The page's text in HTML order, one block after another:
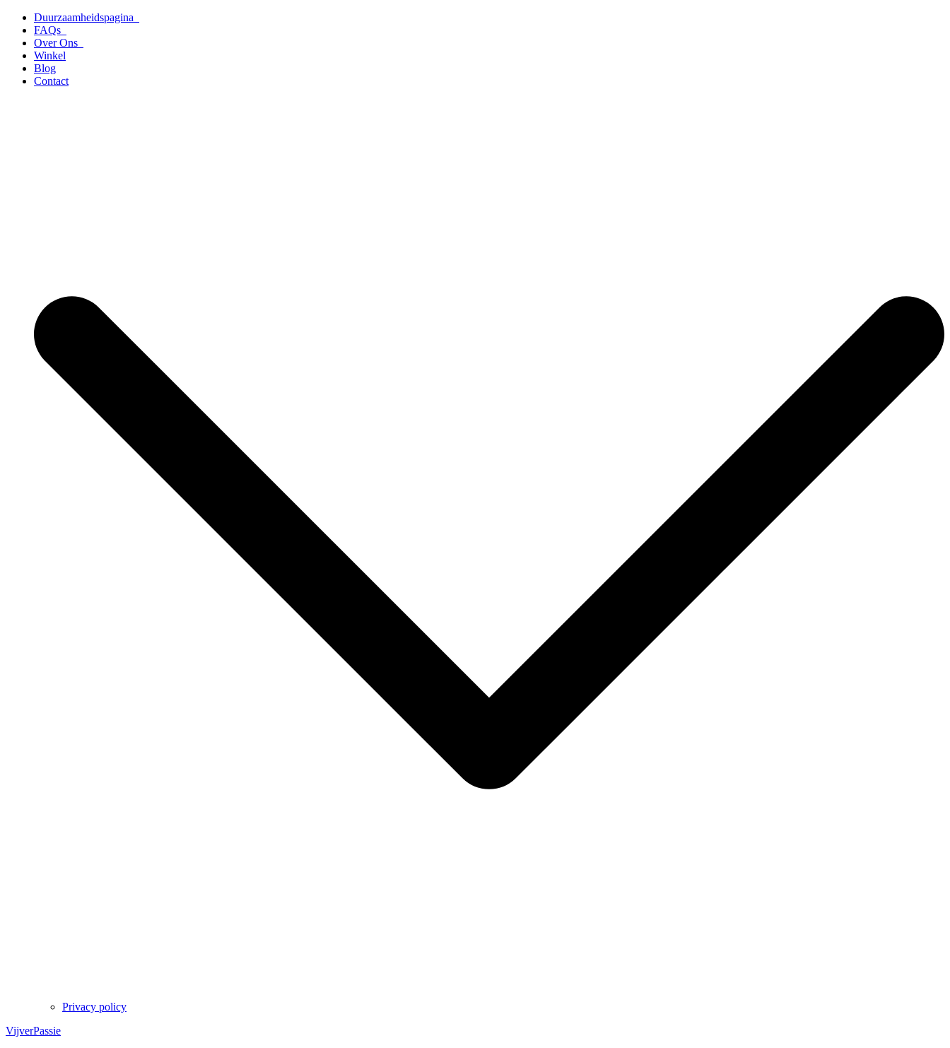
naar
inhoud
Duurzaamheidspagina
FAQs
Over Ons
Winkel
Blog
Contact
Privacy policy
VijverPassie